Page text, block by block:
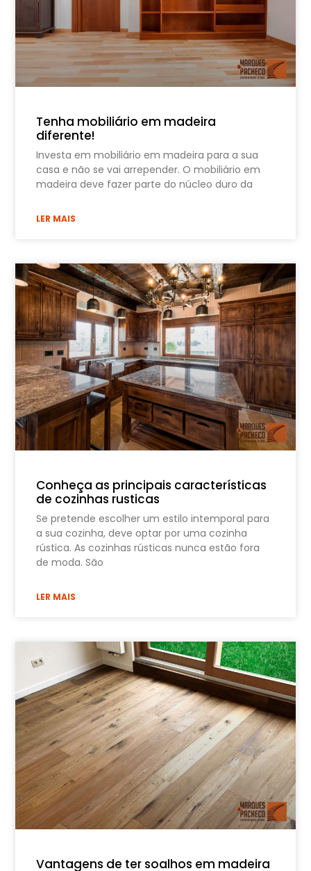
Tenha mobiliário em madeira
diferente!
Investa em mobiliário em madeira para a sua
casa e não se vai arrepender. O mobiliário em
madeira deve fazer parte do núcleo duro da
LER MAIS
Conheça as principais características
de cozinhas rusticas
Se pretende escolher um estilo intemporal para
a sua cozinha, deve optar por uma cozinha
rústica. As cozinhas rústicas nunca estão fora
de moda. São
LER MAIS
Vantagens de ter soalhos em madeira